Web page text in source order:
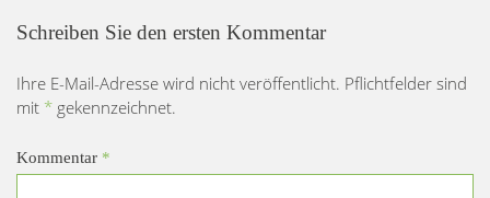
Schreiben Sie den ersten Kommentar
Ihre E-Mail-Adresse wird nicht veröffentlicht. Pflichtfelder sind
mit * gekennzeichnet.
Kommentar *